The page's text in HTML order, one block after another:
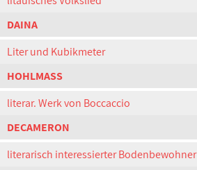
DAINA
Liter und Kubikmeter
HOHLMASS
literar. Werk von Boccaccio
DECAMERON
literarisch interessierter Bodenbewohner